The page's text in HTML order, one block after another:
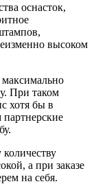
оснасток,
высоком
При таком
хотя бы в
а при заказе
на себя.